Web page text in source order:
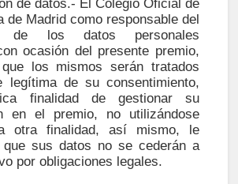
de datos.- El Colegio Oficial de
de Madrid como responsable del
de los datos personales
ocasión del presente premio,
los mismos serán tratados
legítima de su consentimiento,
finalidad de gestionar su
en el premio, no utilizándose
otra finalidad, así mismo, le
que sus datos no se cederán a
por obligaciones legales.